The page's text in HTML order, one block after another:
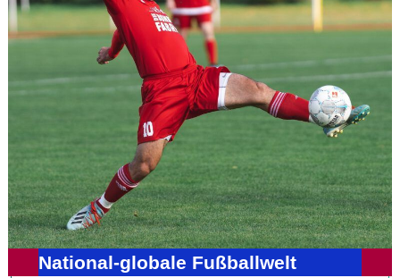
National-globale Fußballwelt